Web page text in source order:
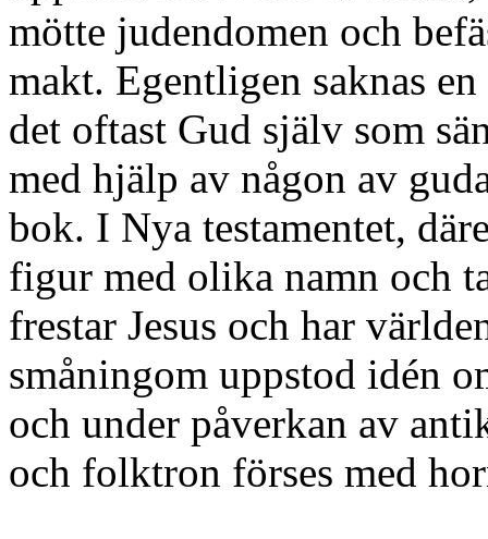
mötte judendomen och
makt. Egentligen saknas
det oftast Gud själv som
med hjälp av någon av
bok. I Nya testamentet,
figur med olika namn och
frestar Jesus och har
småningom uppstod idén
och under påverkan av
och folktron förses med